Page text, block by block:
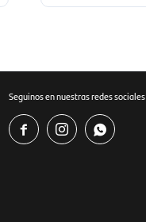
Seguinos en nuestras redes sociales
  